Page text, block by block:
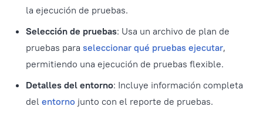
la ejecución de pruebas.
Selección de pruebas: Usa un archivo de plan de
pruebas para seleccionar qué pruebas ejecutar,
permitiendo una ejecución de pruebas flexible.
Detalles del entorno: Incluye información completa
del entorno junto con el reporte de pruebas.